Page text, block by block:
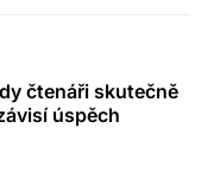
čtenáři skutečně
úspěch